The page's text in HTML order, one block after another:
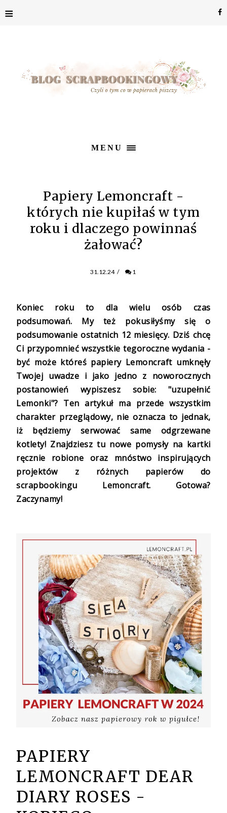
≡
MENU
Papiery Lemoncraft -
których nie kupiłaś w tym
roku i dlaczego powinnaś
żałować?
31.12.24 / 1
Koniec roku to dla wielu osób czas
podsumowań. My też pokusiłyśmy się o
podsumowanie ostatnich 12 miesięcy. Dziś chcę
Ci przypomnieć wszystkie tegoroczne wydania -
być może któreś papiery Lemoncraft umknęły
Twojej uwadze i jako jedno z noworocznych
postanowień wypiszesz sobie: "uzupełnić
Lemonki"? Ten artykuł ma przede wszystkim
charakter przeglądowy, nie oznacza to jednak,
iż będziemy serwować same odgrzewane
kotlety! Znajdziesz tu nowe pomysły na kartki
ręcznie robione oraz mnóstwo inspirujących
projektów z różnych papierów do
scrapbookingu Lemoncraft. Gotowa?
Zaczynamy!
PAPIERY
LEMONCRAFT DEAR
DIARY ROSES -